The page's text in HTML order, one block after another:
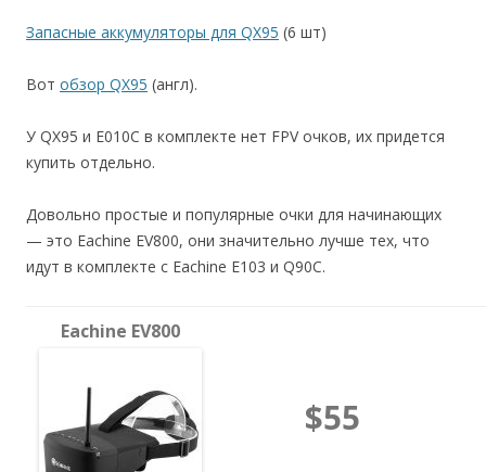
Запасные аккумуляторы для QX95 (6 шт)
Вот обзор QX95 (англ).
У QX95 и E010C в комплекте нет FPV очков, их придется
купить отдельно.
Довольно простые и популярные очки для начинающих
— это Eachine EV800, они значительно лучше тех, что
идут в комплекте с Eachine E103 и Q90C.
Eachine EV800
$55